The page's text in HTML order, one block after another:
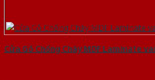
Cửa Gỗ Chống Cháy MDF Laminate